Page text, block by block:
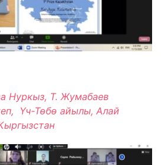
Нуркыз, Т. Жумабаев
Үч-Төбө айылы, Алай